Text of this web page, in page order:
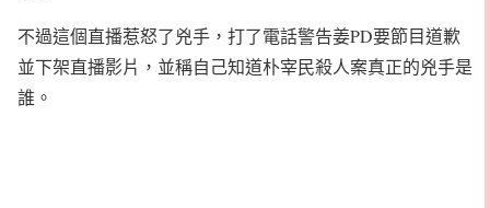
不過這個直播惹怒了兇手，打了電話警告姜PD要節目道歉
並下架直播影片，並稱自己知道朴宰民殺人案真正的兇手是
誰。